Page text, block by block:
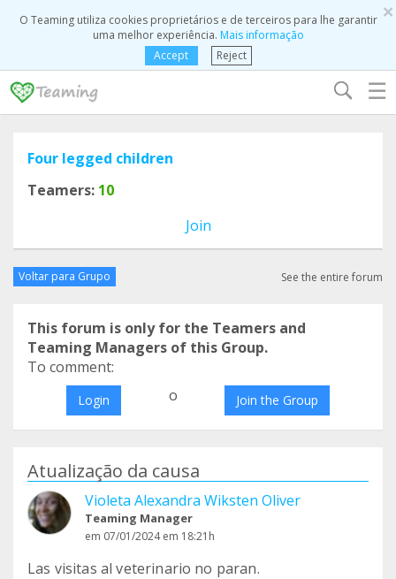
×
O Teaming utiliza cookies proprietários e de terceiros para lhe garantir
uma melhor experiência. Mais informação
Accept
Reject
☰
Four legged children
Teamers: 10
Join
Voltar para Grupo See the entire forum
This forum is only for the Teamers and
Teaming Managers of this Group.
To comment:
Login o Join the Group
Atualização da causa
Violeta Alexandra Wiksten Oliver
Teaming Manager
em 07/01/2024 em 18:21h
Las visitas al veterinario no paran.